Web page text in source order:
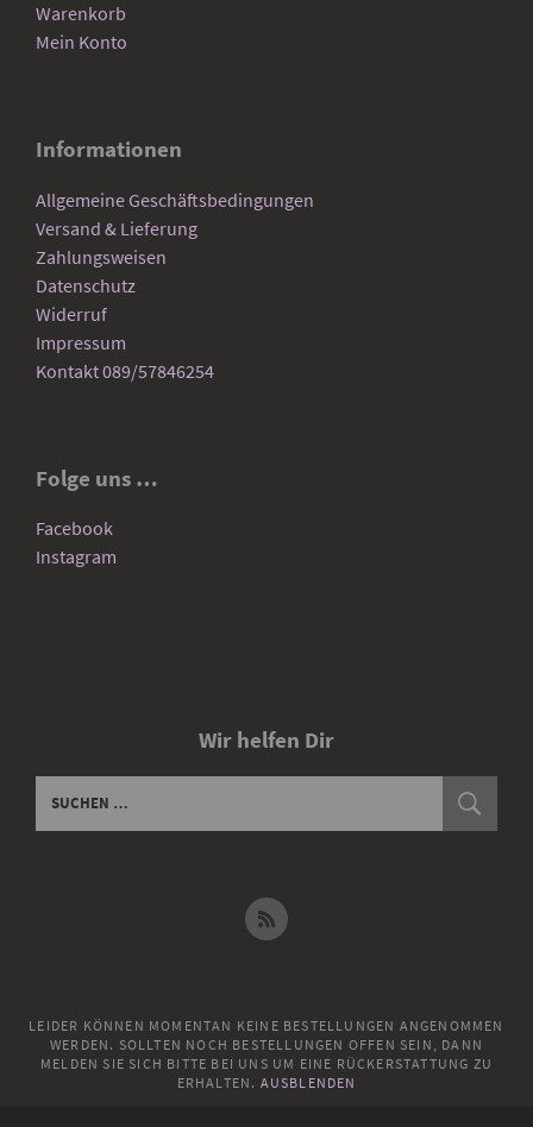
Warenkorb
Mein Konto
Informationen
Allgemeine Geschäftsbedingungen
Versand & Lieferung
Zahlungsweisen
Datenschutz
Widerruf
Impressum
Kontakt 089/57846254
Folge uns …
Facebook
Instagram
Wir helfen Dir
LEIDER KÖNNEN MOMENTAN KEINE BESTELLUNGEN ANGENOMMEN
WERDEN. SOLLTEN NOCH BESTELLUNGEN OFFEN SEIN, DANN
MELDEN SIE SICH BITTE BEI UNS UM EINE RÜCKERSTATTUNG ZU
ERHALTEN. AUSBLENDEN